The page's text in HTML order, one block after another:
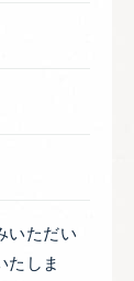
いただい
たしま